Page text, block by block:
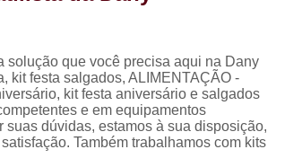
Coxinha de Festa com
Coxinha de Frango para
Coxinha Festa Assada
Coxinha Frango de Festa
Coxinha para Festa de
solução que você precisa aqui na Dany
kit festa salgados, ALIMENTAÇÃO -
kit festa aniversário e salgados
e em equipamentos
dúvidas, estamos à sua disposição,
Também trabalhamos com kits